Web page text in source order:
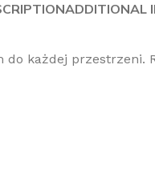
ADDITIONAL
każdej przestrzeni.